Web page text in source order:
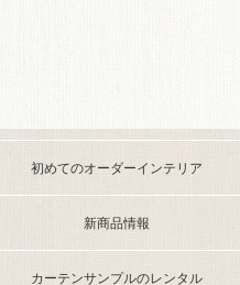
初めてのオーダーインテリア
新商品情報
カーテンサンプルのレンタル